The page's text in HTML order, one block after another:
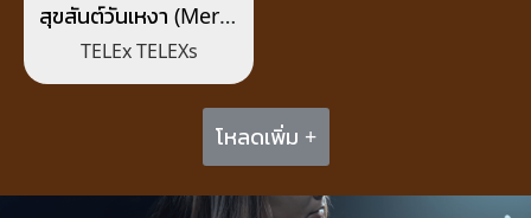
สุขสันต์วันเหงา (Merry
Lonely Christmas)
TELEx TELEXs
โหลดเพิ่ม +